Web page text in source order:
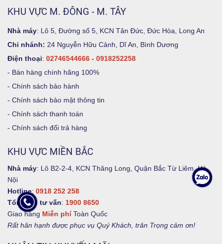
KHU VỰC M. ĐÔNG - M. TÂY
Nhà máy: Lô 5, Đường số 5, KCN Tân Đức, Đức Hòa, Long An
Chi nhánh: 24 Nguyễn Hữu Cảnh, Dĩ An, Bình Dương
Điện thoại: 02746544666 - 0918252258
- Bán hàng chính hãng 100%
- Chính sách bảo hành
- Chính sách bảo mật thông tin
- Chính sách thanh toán
- Chính sách đổi trả hàng
KHU VỰC MIỀN BẮC
Nhà máy: Lô B2-2-4, KCN Thăng Long, Quận Bắc Từ Liêm, Hà
Nội
Hotline: 0918 252 258
Tổng đài tư vấn: 1900 8650
Giao hàng Miễn phí Toàn Quốc
Rất hân hạnh được phục vụ Quý Khách, trân Trọng cảm ơn!